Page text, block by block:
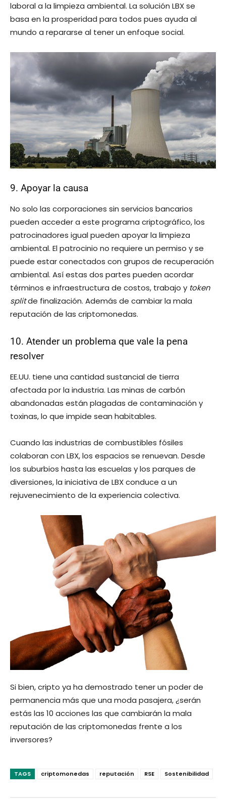
laboral a la limpieza ambiental. La solución LBX se
basa en la prosperidad para todos pues ayuda al
mundo a repararse al tener un enfoque social.
9. Apoyar la causa
No solo las corporaciones sin servicios bancarios
pueden acceder a este programa criptográfico, los
patrocinadores igual pueden apoyar la limpieza
ambiental. El patrocinio no requiere un permiso y se
puede estar conectados con grupos de recuperación
ambiental. Así estas dos partes pueden acordar
términos e infraestructura de costos, trabajo y token
splitde finalización. Además de cambiar la mala
reputación de las criptomonedas.
10. Atender un problema que vale la pena
resolver
EE.UU. tiene una cantidad sustancial de tierra
afectada por la industria. Las minas de carbón
abandonadas están plagadas de contaminación y
toxinas, lo que impide sean habitables.
Cuando las industrias de combustibles fósiles
colaboran con LBX, los espacios se renuevan. Desde
los suburbios hasta las escuelas y los parques de
diversiones, la iniciativa de LBX conduce a un
rejuvenecimiento de la experiencia colectiva.
Si bien, cripto ya ha demostrado tener un poder de
permanencia más que una moda pasajera, ¿serán
estás las 10 acciones las que cambiarán la mala
reputación de las criptomonedas frente a los
inversores?
TAGS criptomonedas reputación RSE Sostenibilidad